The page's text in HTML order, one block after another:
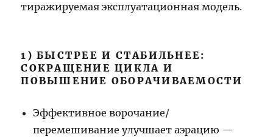
тиражируемая эксплуатационная модель.
1) БЫСТРЕЕ И СТАБИЛЬНЕЕ:
СОКРАЩЕНИЕ ЦИКЛА И
ПОВЫШЕНИЕ ОБОРАЧИВАЕМОСТИ
Эффективное ворочание/
перемешивание улучшает аэрацию —